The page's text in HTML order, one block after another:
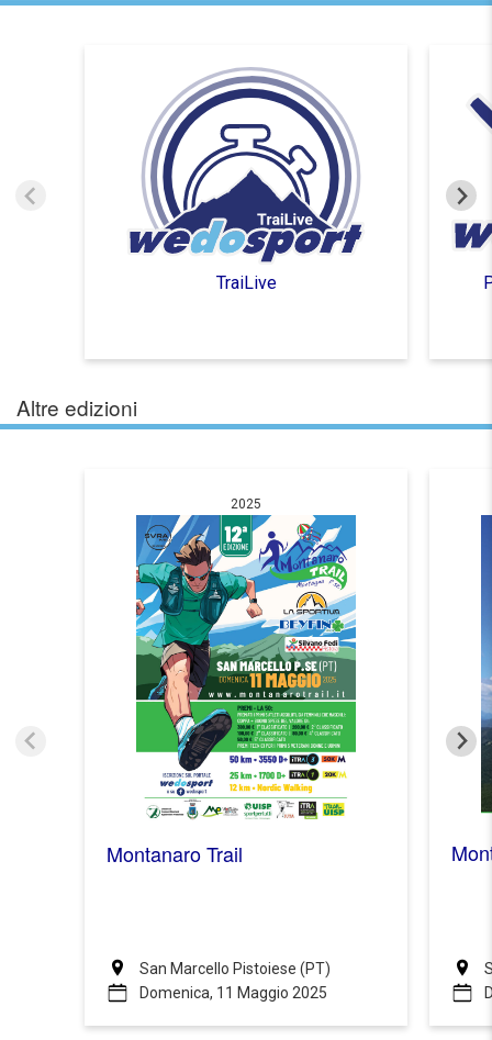
TraiLive
Altre edizioni
2025
Montanaro Trail
San Marcello Pistoiese (PT)
Domenica, 11 Maggio 2025